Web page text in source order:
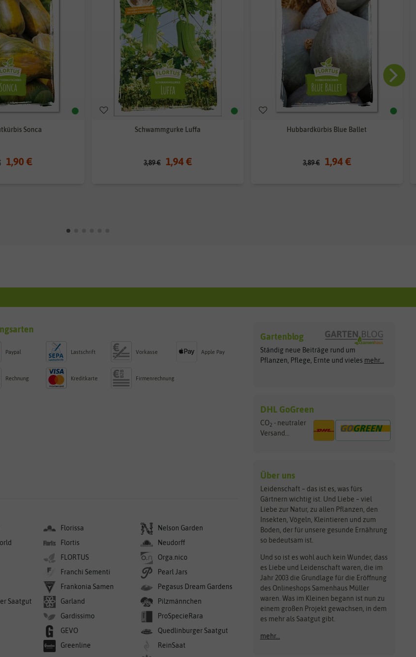
Sonca
1,90 €
Schwammgurke Luffa
3,89 € 1,94 €
Hubbardkürbis Blue Ballet
3,89 € 1,94 €
Paypal Lastschrift Vorkasse Apple Pay
Rechnung Kreditkarte Firmenrechnung
Saatgut
Florissa
Flortis
FLORTUS
Franchi Sementi
Frankonia Samen
Garland
Gardissimo
GEVO
Greenline
Nelson Garden
Neudorff
Orga.nico
Pearl Jars
Pegasus Dream Gardens
Pilzmännchen
ProSpecieRara
Quedlinburger Saatgut
ReinSaat
Gartenblog
Ständig neue Beiträge rund um
Pflanzen, Pflege, Ernte und vieles mehr...
DHL GoGreen
CO2 - neutraler
Versand...
Über uns
Leidenschaft – das ist es, was fürs
Gärtnern wichtig ist. Und Liebe – viel
Liebe zur Natur, zu allen Pflanzen, den
Insekten, Vögeln, Kleintieren und zum
Boden, der für unsere gesunde Ernährung
so bedeutsam ist.
Und so ist es wohl auch kein Wunder, dass
es Liebe und Leidenschaft waren, die im
Jahr 2003 die Grundlage für die Eröffnung
des Onlineshops Samenhaus Müller
waren. Was im Kleinen begann ist nun zu
einem großen Projekt gewachsen, in dem
es mehr als Saatgut gibt.
mehr...